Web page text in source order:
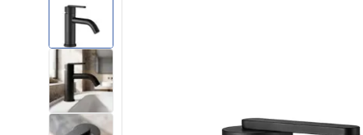
Душевые поддоны
Линейные трапы для душа